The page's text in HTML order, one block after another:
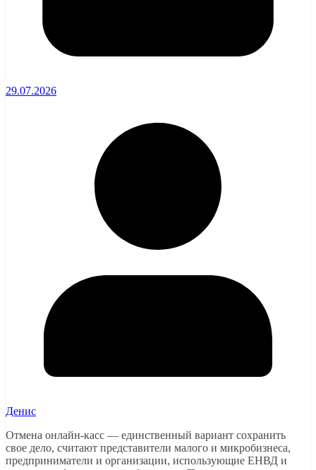
29.07.2026
Денис
Отмена онлайн-касс — единственный вариант сохранить
свое дело, считают представители малого и микробизнеса,
предприниматели и организации, использующие ЕНВД и